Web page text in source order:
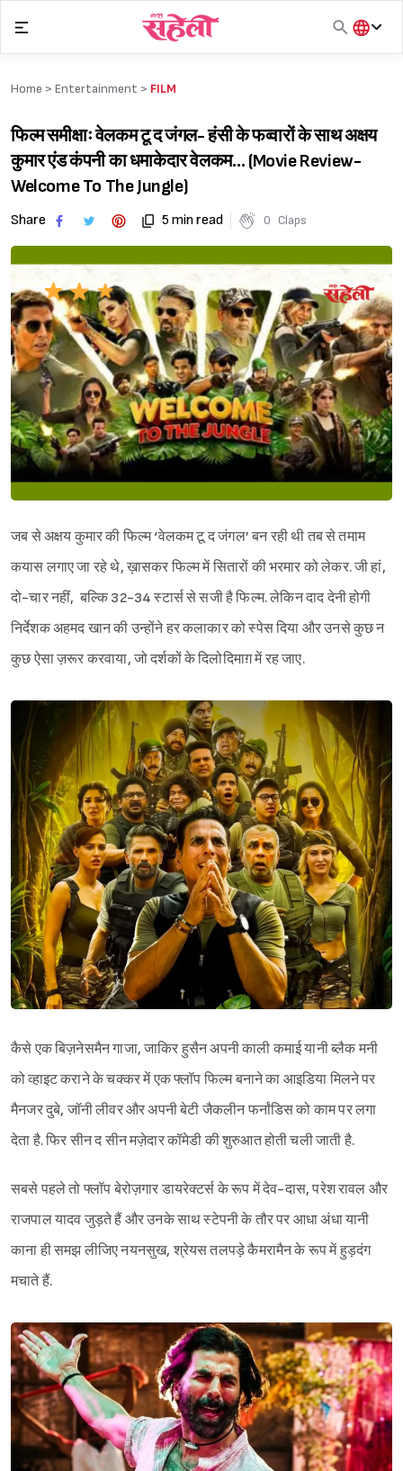
content
हिंदी
Home > Entertainment > FILM
फिल्म समीक्षाः वेलकम टू द जंगल- हंसी के फव्वारों के साथ अक्षय
कुमार एंड कंपनी का धमाकेदार वेलकम… (Movie Review-
Welcome To The Jungle)
Share 5 min read 0 Claps
जब से अक्षय कुमार की फिल्म ‘वेलकम टू द जंगल’ बन रही थी तब से तमाम
कयास लगाए जा रहे थे, ख़ासकर फिल्म में सितारों की भरमार को लेकर. जी हां,
दो-चार नहीं, बल्कि 32-34 स्टार्स से सजी है फिल्म. लेकिन दाद देनी होगी
निर्देशक अहमद खान की उन्होंने हर कलाकार को स्पेस दिया और उनसे कुछ न
कुछ ऐसा ज़रूर करवाया, जो दर्शकों के दिलोदिमाग़ में रह जाए.
कैसे एक बिज़नेसमैन गाजा, जाकिर हुसैन अपनी काली कमाई यानी ब्लैक मनी
को व्हाइट कराने के चक्कर में एक फ्लॉप फिल्म बनाने का आइडिया मिलने पर
मैनजर दुबे, जॉनी लीवर और अपनी बेटी जैकलीन फर्नांडिस को काम पर लगा
देता है. फिर सीन द सीन मज़ेदार कॉमेडी की शुरुआत होती चली जाती है.
सबसे पहले तो फ्लॉप बेरोज़गार डायरेक्टर्स के रूप में देव-दास, परेश रावल और
राजपाल यादव जुड़ते हैं और उनके साथ स्टेपनी के तौर पर आधा अंधा यानी
काना ही समझ लीजिए नयनसुख, श्रेयस तलपड़े कैमरामैन के रूप में हुड़दंग
मचाते हैं.